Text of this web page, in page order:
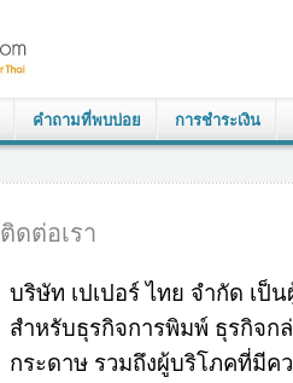
คำถามที่พบบ่อย การชำระเงิน
ติดต่อเรา
บริษัท เปเปอร์ ไทย จำกัด เ
สำหรับธุรกิจการพิมพ์ ธุรกิจก
กระดาษ รวมถึงผู้บริโภคที่มี